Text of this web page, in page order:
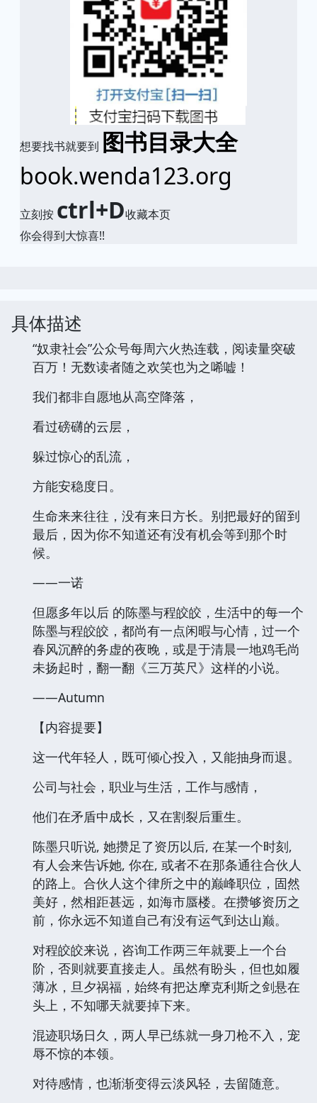
想要找书就要到 图书目录大全
book.wenda123.org
立刻按 ctrl+D收藏本页
你会得到大惊喜!!
具体描述
“奴隶社会”公众号每周六火热连载，阅读量突破
百万！无数读者随之欢笑也为之唏嘘！
我们都非自愿地从高空降落，
看过磅礴的云层，
躲过惊心的乱流，
方能安稳度日。
生命来来往往，没有来日方长。别把最好的留到
最后，因为你不知道还有没有机会等到那个时
候。
——一诺
但愿多年以后 的陈墨与程皎皎，生活中的每一个
陈墨与程皎皎，都尚有一点闲暇与心情，过一个
春风沉醉的务虚的夜晚，或是于清晨一地鸡毛尚
未扬起时，翻一翻《三万英尺》这样的小说。
——Autumn
【内容提要】
这一代年轻人，既可倾心投入，又能抽身而退。
公司与社会，职业与生活，工作与感情，
他们在矛盾中成长，又在割裂后重生。
陈墨只听说, 她攒足了资历以后, 在某一个时刻,
有人会来告诉她, 你在, 或者不在那条通往合伙人
的路上。合伙人这个律所之中的巅峰职位，固然
美好，然相距甚远，如海市蜃楼。在攒够资历之
前，你永远不知道自己有没有运气到达山巅。
对程皎皎来说，咨询工作两三年就要上一个台
阶，否则就要直接走人。虽然有盼头，但也如履
薄冰，旦夕祸福，始终有把达摩克利斯之剑悬在
头上，不知哪天就要掉下来。
混迹职场日久，两人早已练就一身刀枪不入，宠
辱不惊的本领。
对待感情，也渐渐变得云淡风轻，去留随意。